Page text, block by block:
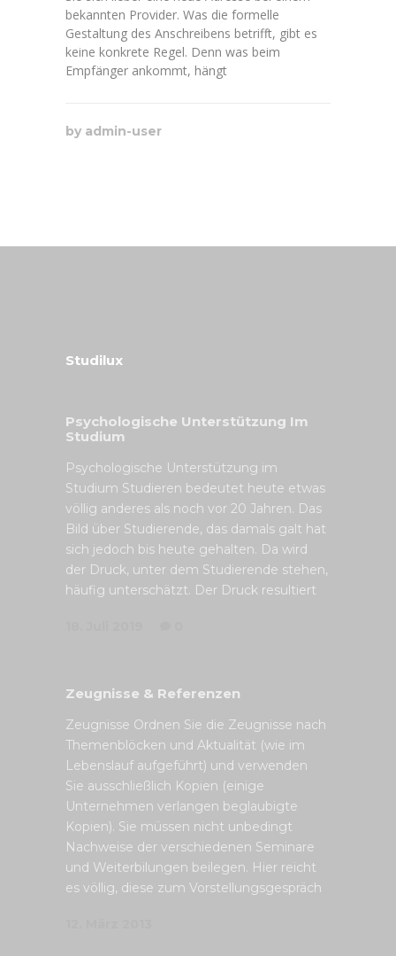
bekannten Provider. Was die formelle
Gestaltung des Anschreibens betrifft, gibt es
keine konkrete Regel. Denn was beim
Empfänger ankommt, hängt
by admin-user
Studilux
Psychologische Unterstützung Im
Studium
Psychologische Unterstützung im
Studium Studieren bedeutet heute etwas
völlig anderes als noch vor 20 Jahren. Das
Bild über Studierende, das damals galt hat
sich jedoch bis heute gehalten. Da wird
der Druck, unter dem Studierende stehen,
häufig unterschätzt. Der Druck resultiert
Zeugnisse & Referenzen
Zeugnisse Ordnen Sie die Zeugnisse nach
Themenblöcken und Aktualität (wie im
Lebenslauf aufgeführt) und verwenden
Sie ausschließlich Kopien (einige
Unternehmen verlangen beglaubigte
Kopien). Sie müssen nicht unbedingt
Nachweise der verschiedenen Seminare
und Weiterbilungen beilegen. Hier reicht
es völlig, diese zum Vorstellungsgespräch